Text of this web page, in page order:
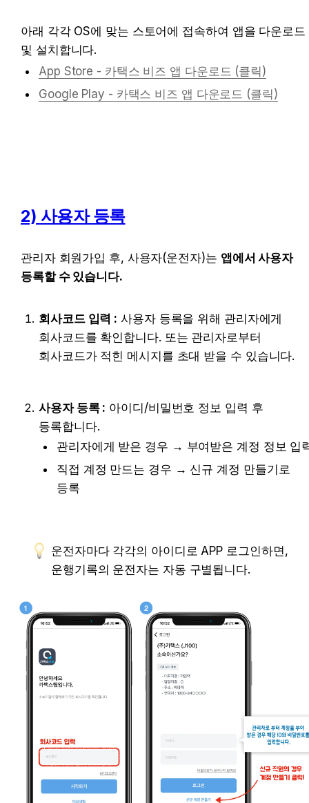
아래 각각 OS에 맞는 스토어에 접속하여 앱을 다운로드
및 설치합니다.
App Store - 카택스 비즈 앱 다운로드 (클릭)
Google Play - 카택스 비즈 앱 다운로드 (클릭)
2) 사용자 등록
관리자 회원가입 후, 사용자(운전자)는 앱에서 사용자
등록할 수 있습니다.
회사코드 입력 : 사용자 등록을 위해 관리자에게
회사코드를 확인합니다. 또는 관리자로부터
회사코드가 적힌 메시지를 초대 받을 수 있습니다.
사용자 등록 : 아이디/비밀번호 정보 입력 후
등록합니다.
관리자에게 받은 경우 → 부여받은 계정 정보 입
직접 계정 만드는 경우 → 신규 계정 만들기로
등록
운전자마다 각각의 아이디로 APP 로그인하면,
운행기록의 운전자는 자동 구별됩니다.